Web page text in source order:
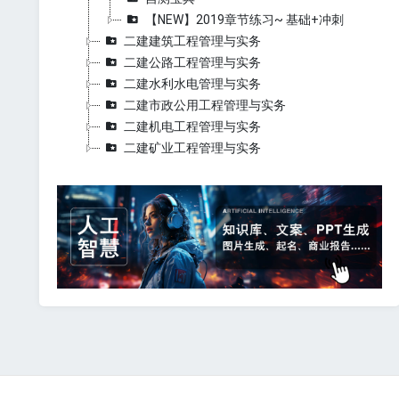
【NEW】2019章节练习~ 基础+冲刺
二建建筑工程管理与实务
二建公路工程管理与实务
二建水利水电管理与实务
二建市政公用工程管理与实务
二建机电工程管理与实务
二建矿业工程管理与实务